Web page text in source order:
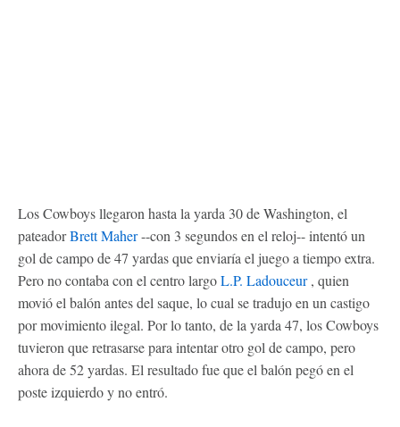
Los Cowboys llegaron hasta la yarda 30 de Washington, el
pateadorBrett Maher--con 3 segundos en el reloj-- intentó un
gol de campo de 47 yardas que enviaría el juego a tiempo extra.
Pero no contaba con el centro largoL.P. Ladouceur, quien
movió el balón antes del saque, lo cual se tradujo en un castigo
por movimiento ilegal. Por lo tanto, de la yarda 47, los Cowboys
tuvieron que retrasarse para intentar otro gol de campo, pero
ahora de 52 yardas. El resultado fue que el balón pegó en el
poste izquierdo y no entró.